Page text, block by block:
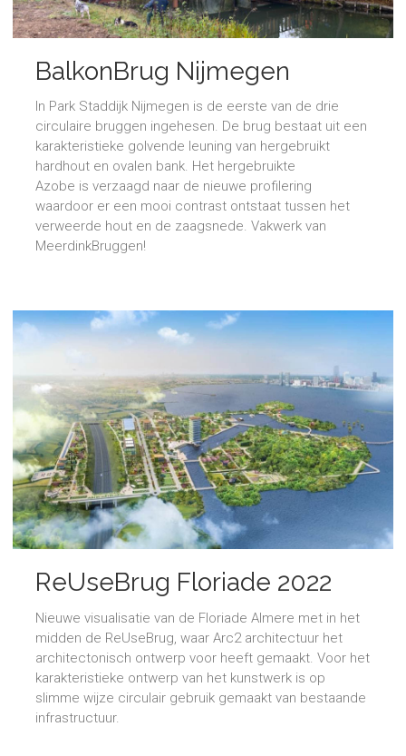
BalkonBrug Nijmegen
In Park Staddijk Nijmegen is de eerste van de drie
circulaire bruggen ingehesen. De brug bestaat uit een
karakteristieke golvende leuning van hergebruikt
hardhout en ovalen bank. Het hergebruikte
Azobe is verzaagd naar de nieuwe profilering
waardoor er een mooi contrast ontstaat tussen het
verweerde hout en de zaagsnede. Vakwerk van
MeerdinkBruggen!
ReUseBrug Floriade 2022
Nieuwe visualisatie van de Floriade Almere met in het
midden de ReUseBrug, waar Arc2 architectuur het
architectonisch ontwerp voor heeft gemaakt. Voor het
karakteristieke ontwerp van het kunstwerk is op
slimme wijze circulair gebruik gemaakt van bestaande
infrastructuur.